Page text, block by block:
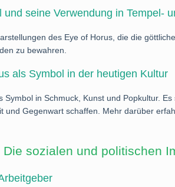
seine Verwendung in Tempel-
des Eye of Horus, die die
zu bewahren.
als Symbol in der heutigen Kultur
in Schmuck, Kunst und Popkultur.
und Gegenwart schaffen. Mehr darüber
sozialen und politischen